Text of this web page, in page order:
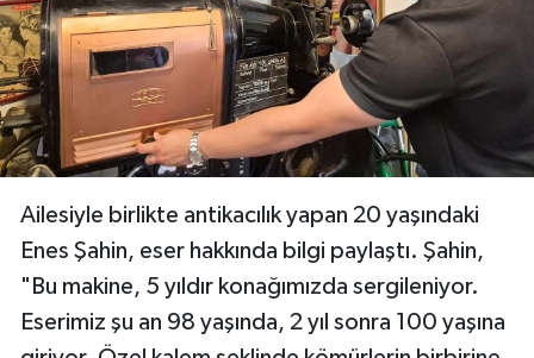
Ailesiyle birlikte antikacılık yapan 20 yaşındaki
Enes Şahin, eser hakkında bilgi paylaştı. Şahin,
"Bu makine, 5 yıldır konağımızda sergileniyor.
Eserimiz şu an 98 yaşında, 2 yıl sonra 100 yaşına